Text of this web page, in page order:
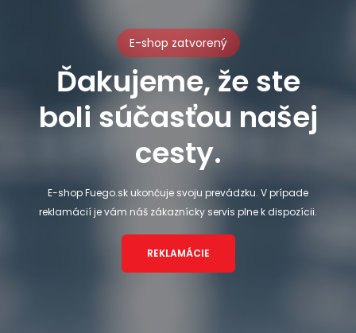
E-shop zatvorený
Ďakujeme, že ste
boli súčasťou našej
cesty.
E-shop Fuego.sk ukončuje svoju prevádzku. V prípade
reklamácií je vám náš zákaznícky servis plne k dispozícii.
REKLAMÁCIE